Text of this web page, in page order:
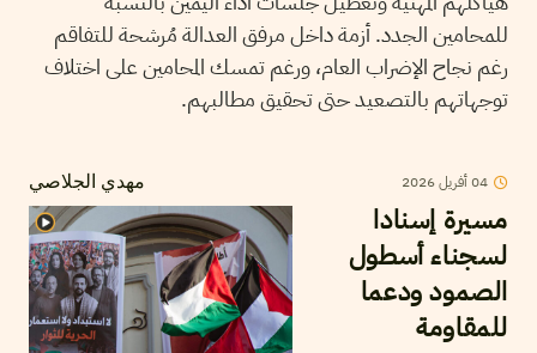
للمحامين الجدد. أزمة داخل مرفق العدالة مُرشحة للتفاقم
رغم نجاح الإضراب العام، ورغم تمسك المحامين على اختلاف
توجهاتهم بالتصعيد حتى تحقيق مطالبهم.
مهدي الجلاصي 04أفريل2026
مسيرة إسنادا
لسجناء أسطول
الصمود ودعما
للمقاومة